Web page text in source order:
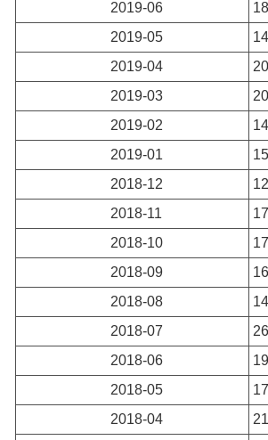
2019-06
2019-05
2019-04
2019-03
2019-02
2019-01
2018-12
2018-11
2018-10
2018-09
2018-08
2018-07
2018-06
2018-05
2018-04